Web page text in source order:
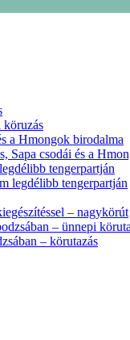
köruzás
a Hmongok birodalma
Sapa csodái és a
tengerpartján
legdélibb tengerpartján
– nagykörút
– ünnepi
– körutazás